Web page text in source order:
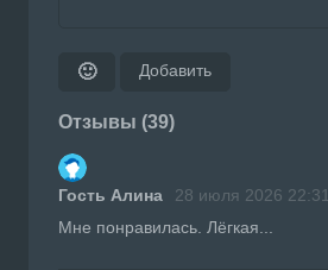
🙂 Добавить
Отзывы (39)
Гость Алина 28 июля 2026 22:31
Мне понравилась. Лёгкая...